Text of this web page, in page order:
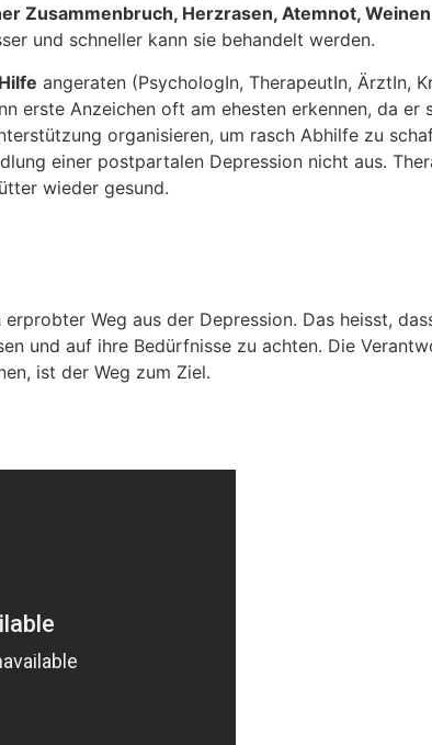
Zusammenbruch, Herzrasen, Atemnot, Weinen
und schneller kann sie behandelt werden.
angeraten (PsychologIn, TherapeutIn, ÄrztIn,
erste Anzeichen oft am ehesten erkennen, da
organisieren, um rasch Abhilfe zu
einer postpartalen Depression nicht aus.
wieder gesund.
Weg aus der Depression. Das heisst,
und auf ihre Bedürfnisse zu achten. Die
ist der Weg zum Ziel.